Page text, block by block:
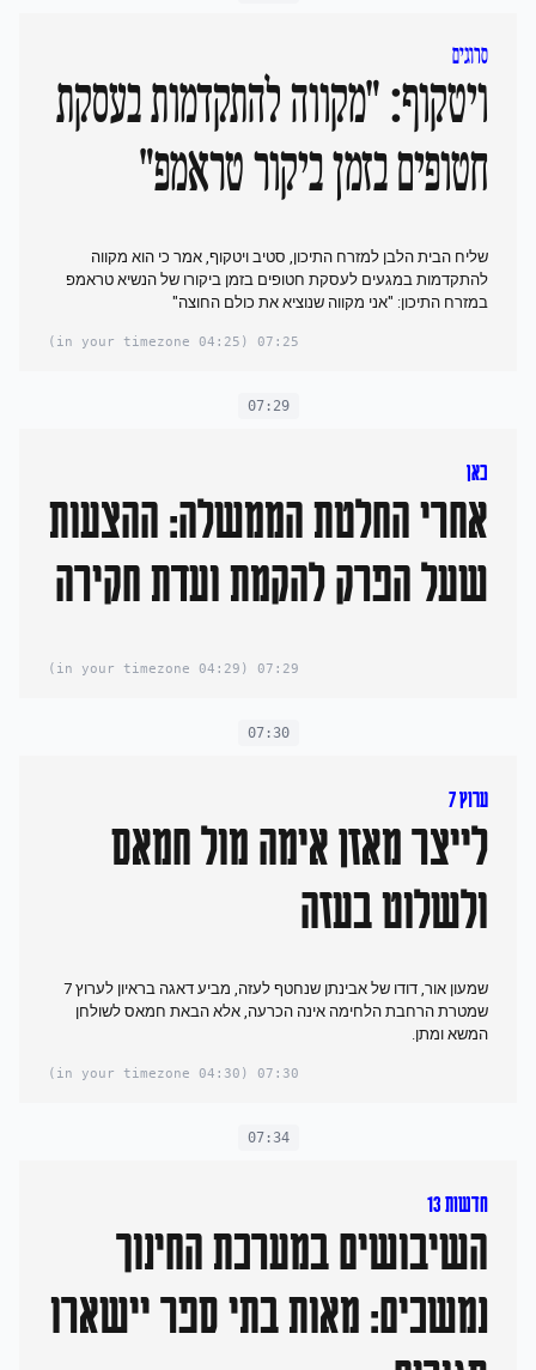
סרוגים
ויטקוף: "מקווה להתקדמות בעסקת
חטופים בזמן ביקור טראמפ"
שליח הבית הלבן למזרח התיכון, סטיב ויטקוף, אמר כי הוא מקווה
להתקדמות במגעים לעסקת חטופים בזמן ביקורו של הנשיא טראמפ
במזרח התיכון: "אני מקווה שנוציא את כולם החוצה"
07:25
(04:25 in your timezone)
07:29
כאן
אחרי החלטת הממשלה: ההצעות
שעל הפרק להקמת ועדת חקירה
07:29
(04:29 in your timezone)
07:30
ערוץ 7
לייצר מאזן אימה מול חמאס
ולשלוט בעזה
שמעון אור, דודו של אבינתן שנחטף לעזה, מביע דאגה בראיון לערוץ 7
שמטרת הרחבת הלחימה אינה הכרעה, אלא הבאת חמאס לשולחן
המשא ומתן.
07:30
(04:30 in your timezone)
07:34
חדשות 13
השיבושים במערכת החינוך
נמשכים: מאות בתי ספר יישארו